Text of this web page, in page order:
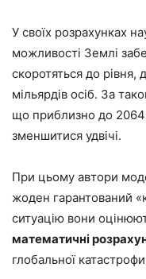
У своїх розрахунках
можливості Землі
скоротяться до
мільярдів осіб. За
що приблизно до
зменшитися удвічі.
При цьому автори
жоден гарантований
ситуацію вони
математичні
глобальної